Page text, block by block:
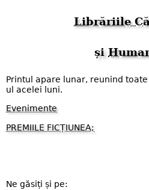
Librăriile
și
Printul apare lunar, reunind
ul acelei luni.
Evenimente
PREMIILE FICȚIUNEA;
Ne găsiți și pe: